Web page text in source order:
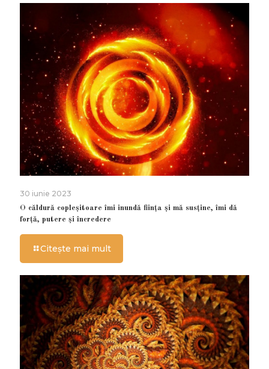
30 iunie 2023
O căldură copleșitoare îmi inundă ființa și mă susține, îmi dă
forță, putere și încredere
Citește mai mult